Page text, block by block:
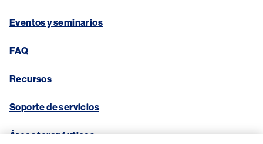
Eventos y seminarios
FAQ
Recursos
Soporte de servicios
Áreas terapéuticas